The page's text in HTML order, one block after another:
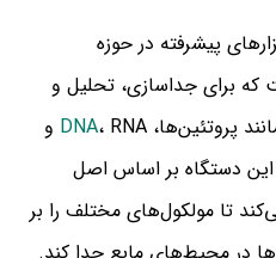
پیشرفته در حوزه
که برای جداسازی، تحلیل و
پروتئین‌ها،
DNA ، RNA و
این دستگاه بر اساس اصل
تا مولکول‌های مختلف را بر